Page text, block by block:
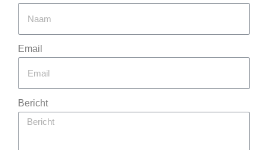
Email
Bericht